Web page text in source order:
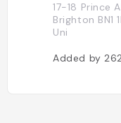
17-18 Prince
Brighton BN1
Uni
Added by